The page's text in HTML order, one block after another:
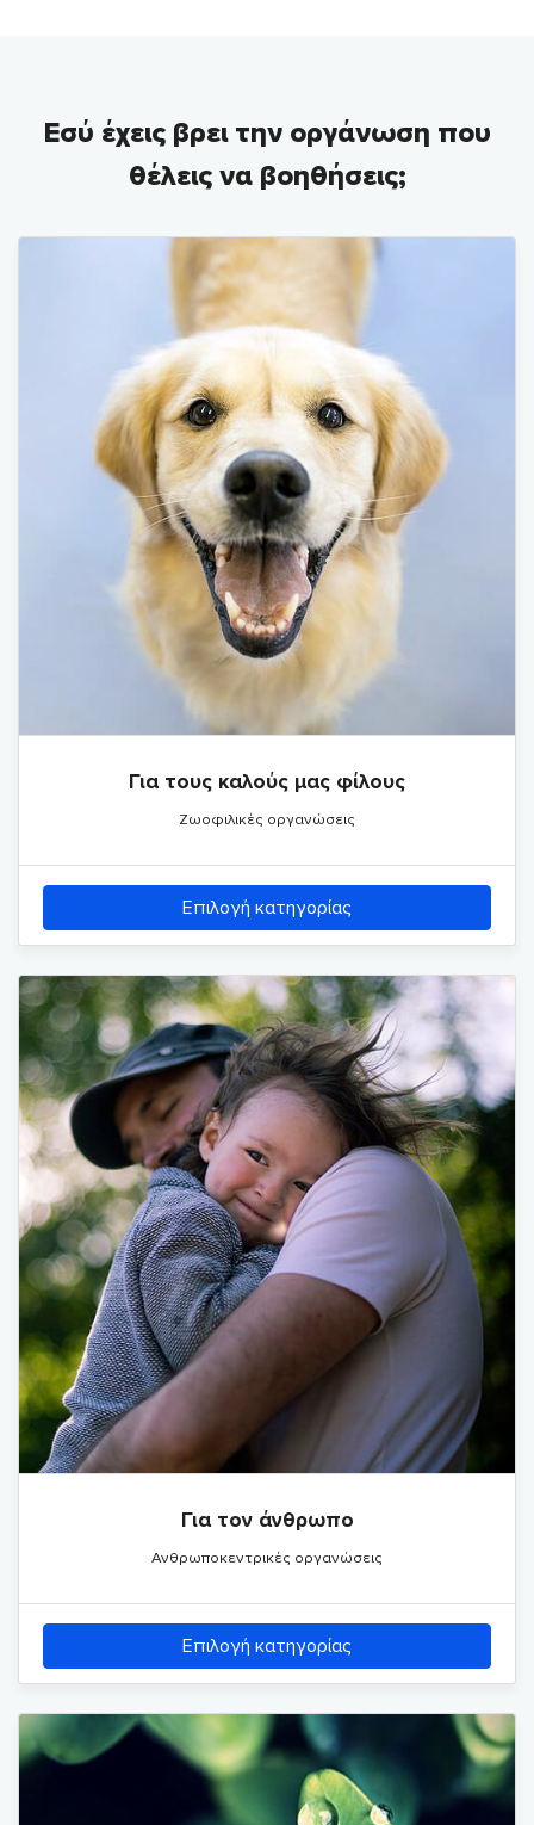
Εσύ έχεις βρει την οργάνωση που
θέλεις να βοηθήσεις;
Για τους καλούς μας φίλους
Ζωοφιλικές οργανώσεις
Επιλογή κατηγορίας
Για τον άνθρωπο
Ανθρωποκεντρικές οργανώσεις
Επιλογή κατηγορίας